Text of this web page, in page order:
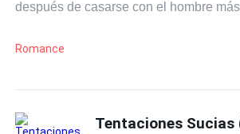
después de casarse con el hombre más rico
el cual nadie sabe su identidad las circunstancias de la
Romance